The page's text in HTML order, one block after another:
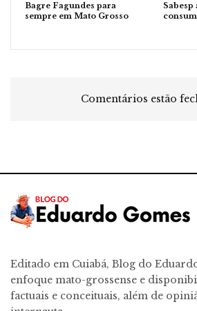
Bagre Fagundes para
sempre em Mato Grosso
Comentários estão
Editado em Cuiabá, Blog do
enfoque mato-grossense e
factuais e conceituais, além de